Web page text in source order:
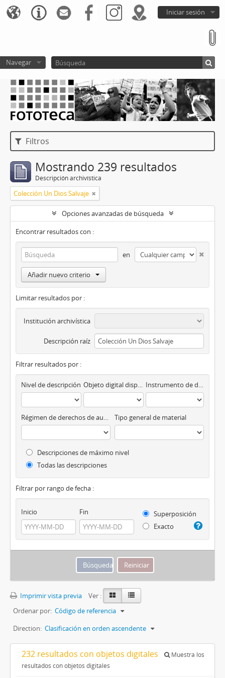
Iniciar sesión
Navegar
Filtros
Mostrando 239 resultados
Descripción archivística
Colección Un Dios Salvaje
Opciones avanzadas de búsqueda
Encontrar resultados con :
en
Añadir nuevo criterio
Limitar resultados por :
Institución archivística
Descripción raíz
Filtrar resultados por :
Nivel de descripción Objeto digital disponibles Instrumento de descripción
Régimen de derechos de autor Tipo general de material
Descripciones de máximo nivel
Todas las descripciones
Filtrar por rango de fecha :
Inicio Fin
Superposición
Exacto
Imprimir vista previa
Ver :
Ordenar por: Código de referencia
Direction: Clasificación en orden ascendente
232 resultados con objetos digitales
Muestra los
resultados con objetos digitales